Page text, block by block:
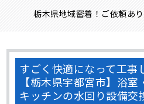
栃木県地域密着！ご依頼あ
すごく快適になって工事
【栃木県宇都宮市】浴
キッチンの水回り設備